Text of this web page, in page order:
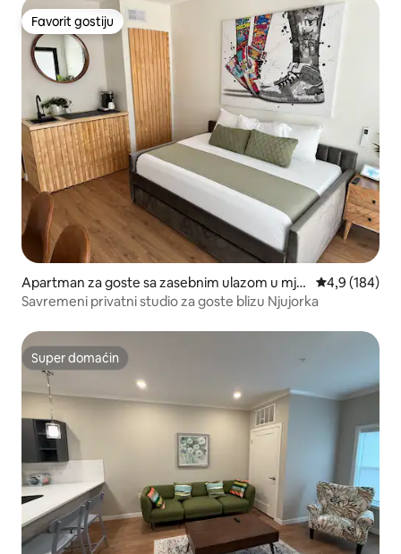
Favorit gostiju
Favorit gostiju
Apartman za goste sa zasebnim ulazom u mje
stu Sayreville
prosječna
4,9 (184)
Savremeni privatni studio za goste blizu Njujorka
Super domaćin
Super domaćin